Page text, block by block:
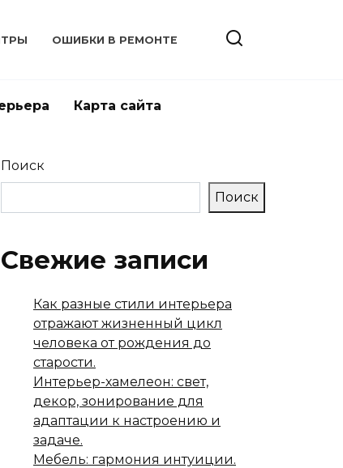
ОШИБКИ В РЕМОНТЕ
Карта сайта
Поиск
Поиск
Свежие записи
Как разные стили интерьера
отражают жизненный цикл
человека от рождения до
старости.
Интерьер-хамелеон: свет,
декор, зонирование для
адаптации к настроению и
задаче.
Мебель: гармония интуиции.